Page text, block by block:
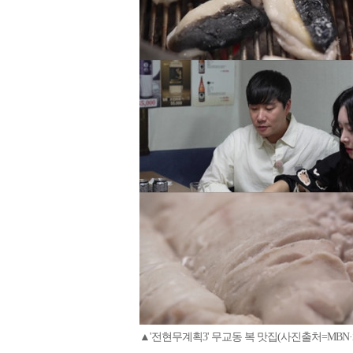
▲'전현무계획3' 무교동 복 맛집(사진출처